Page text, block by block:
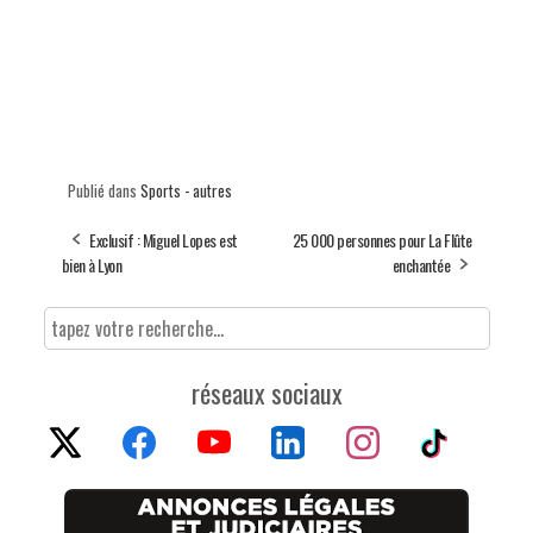
Publié dans Sports - autres
Exclusif : Miguel Lopes est
bien à Lyon
25 000 personnes pour La Flûte
enchantée
réseaux sociaux